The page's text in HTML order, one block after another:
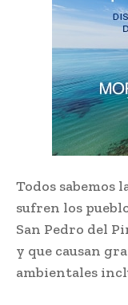
Todos sabemos
sufren los
San Pedro del
y que causan
ambientales